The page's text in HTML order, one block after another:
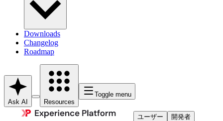
Downloads
Changelog
Roadmap
Ask AI Resources
Toggle menu
ユーザー 開発者​